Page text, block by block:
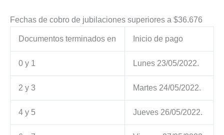
Fechas de cobro de jubilaciones superiores a $36.676
Documentos terminados en Inicio de pago
0 y 1 Lunes 23/05/2022.
2 y 3 Martes 24/05/2022.
4 y 5 Jueves 26/05/2022.